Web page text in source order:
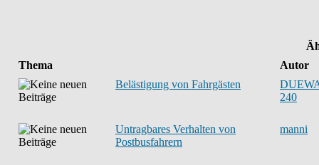
Thema
Autor
Belästigung von Fahrgästen
240
Untragbares Verhalten von
Postbusfahrern
manni